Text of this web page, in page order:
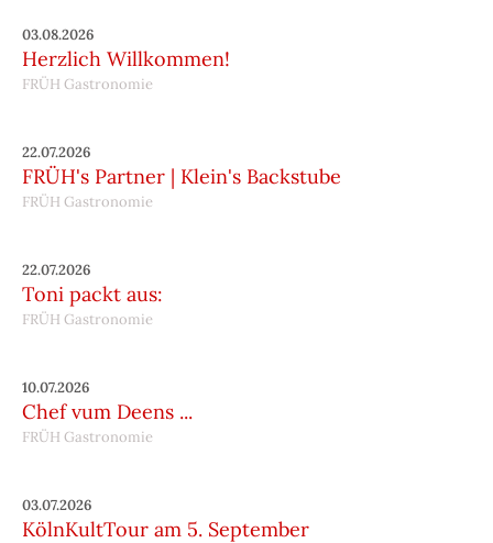
03.08.2026
Herzlich Willkommen!
FRÜH Gastronomie
22.07.2026
FRÜH's Partner | Klein's Backstube
FRÜH Gastronomie
22.07.2026
Toni packt aus:
FRÜH Gastronomie
10.07.2026
Chef vum Deens ...
FRÜH Gastronomie
03.07.2026
KölnKultTour am 5. September